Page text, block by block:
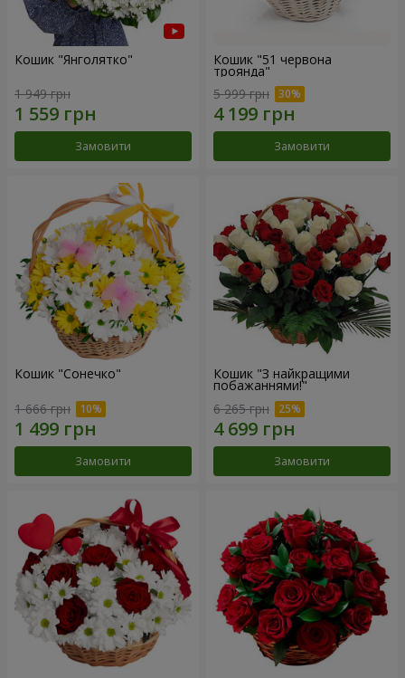
Кошик "Янголятко"
1 949 грн
Замовити
Кошик "51 червона
троянда"
5 999 грн
Замовити
Кошик "Сонечко"
1 666 грн
Замовити
Кошик "З найкращими
побажаннями!"
6 265 грн
Замовити